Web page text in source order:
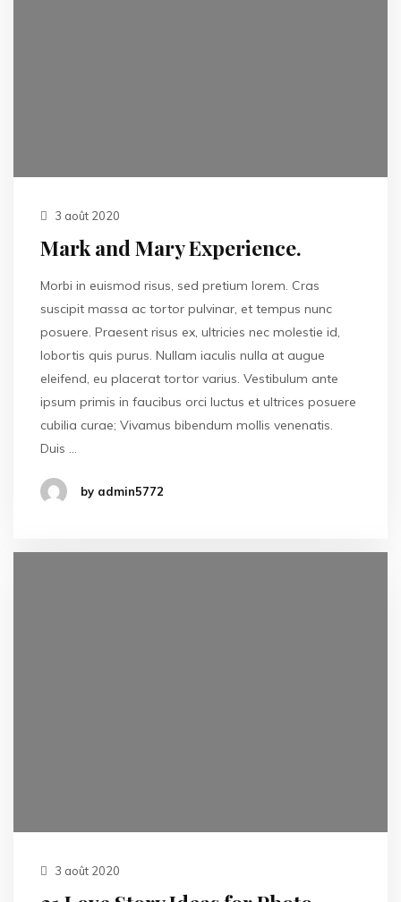
3 août 2020
Mark and Mary Experience.
Morbi in euismod risus, sed pretium lorem. Cras
suscipit massa ac tortor pulvinar, et tempus nunc
posuere. Praesent risus ex, ultricies nec molestie id,
lobortis quis purus. Nullam iaculis nulla at augue
eleifend, eu placerat tortor varius. Vestibulum ante
ipsum primis in faucibus orci luctus et ultrices posuere
cubilia curae; Vivamus bibendum mollis venenatis.
Duis …
by admin5772
3 août 2020